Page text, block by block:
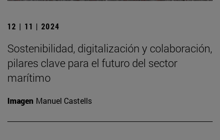
12 | 11 | 2024
Sostenibilidad, digitalización y colaboración,
pilares clave para el futuro del sector
marítimo
Imagen Manuel Castells